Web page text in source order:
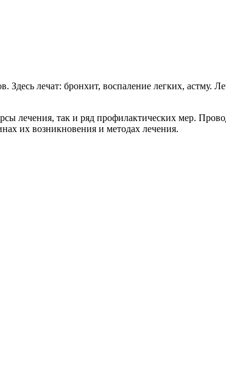
лечат: бронхит, воспаление легких, астму.
лечения, так и ряд профилактических мер.
их возникновения и методах лечения.